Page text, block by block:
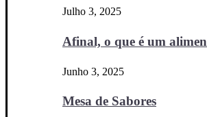
Julho 3, 2025
Afinal, o que é um
Junho 3, 2025
Mesa de Sabores